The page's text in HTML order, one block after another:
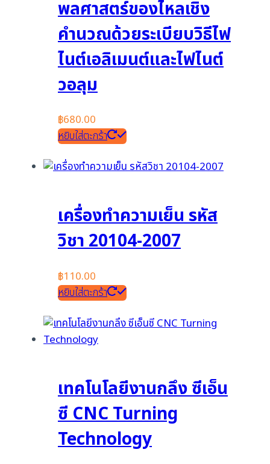
พลศาสตร์ของไหลเชิง
คำนวณด้วยระเบียบวิธีไฟ
ไนต์เอลิเมนต์และไฟไนต์
วอลุม
฿680.00
หยิบใส่ตะกร้า
เครื่องทำความเย็น รหัส
วิชา 20104-2007
฿110.00
หยิบใส่ตะกร้า
เทคโนโลยีงานกลึง ซีเอ็น
ซี CNC Turning
Technology